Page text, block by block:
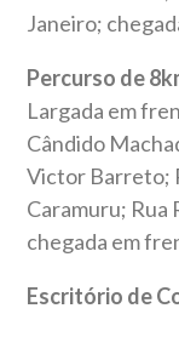
Janeiro;
Percurso de
Largada em
Cândido
Victor Barreto;
Caramuru; Rua
chegada em
Escritório de